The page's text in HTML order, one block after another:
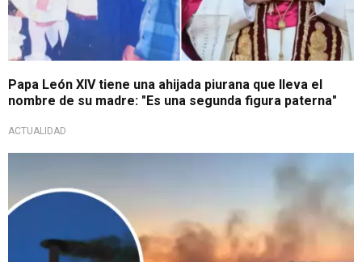
Papa León XIV tiene una ahijada piurana que lleva el
nombre de su madre: "Es una segunda figura paterna"
ACTUALIDAD